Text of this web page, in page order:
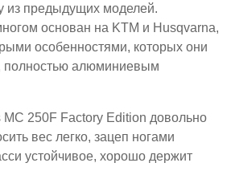
из предыдущих моделей.
основан на KTM и Husqvarna,
особенностями, которых они
алюминиевым
MC 250F Factory Edition довольно
вес легко, зацеп ногами
устойчивое, хорошо держит